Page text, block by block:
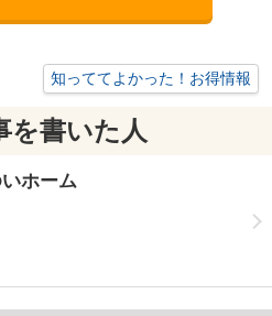
知っててよかった！お得情報
を書いた人
ホーム